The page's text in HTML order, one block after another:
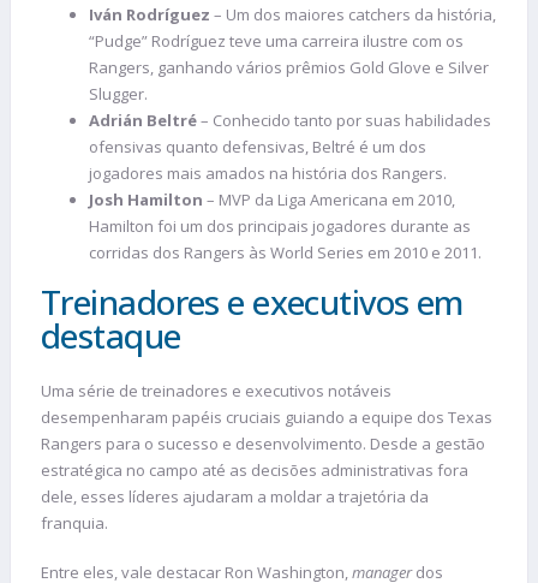
Iván Rodríguez – Um dos maiores catchers da história,
“Pudge” Rodríguez teve uma carreira ilustre com os
Rangers, ganhando vários prêmios Gold Glove e Silver
Slugger.
Adrián Beltré– Conhecido tanto por suas habilidades
ofensivas quanto defensivas, Beltré é um dos
jogadores mais amados na história dos Rangers.
Josh Hamilton – MVP da Liga Americana em 2010,
Hamilton foi um dos principais jogadores durante as
corridas dos Rangers às World Series em 2010 e 2011.
Treinadores e executivos em
destaque
Uma série de treinadores e executivos notáveis
desempenharam papéis cruciais guiando a equipe dos Texas
Rangers para o sucesso e desenvolvimento. Desde a gestão
estratégica no campo até as decisões administrativas fora
dele, esses líderes ajudaram a moldar a trajetória da
franquia.
Entre eles, vale destacar Ron Washington,managerdos